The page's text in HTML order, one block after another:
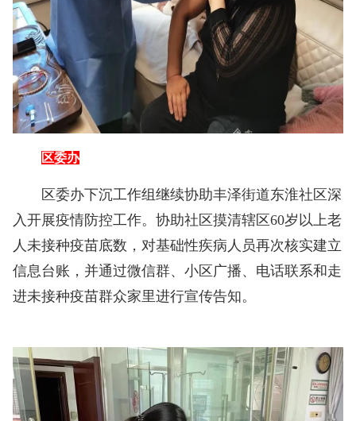
区委办
区委办下沉工作组继续协助丰泽街道东淮社区深
入开展疫情防控工作。协助社区摸清辖区60岁以上老
人未接种疫苗底数，对基础性疾病人员再次核实建立
信息台账，并通过微信群、小区广播、电话联系和走
进未接种疫苗群众家里进行宣传告知。